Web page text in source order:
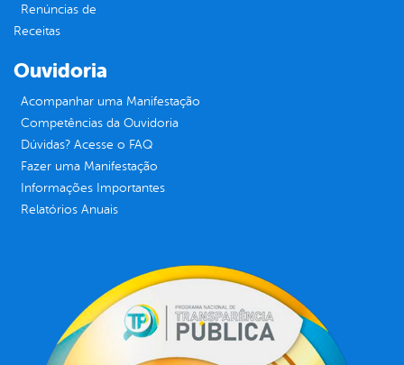
Renúncias de
Receitas
Ouvidoria
Acompanhar uma Manifestação
Competências da Ouvidoria
Dúvidas? Acesse o FAQ
Fazer uma Manifestação
Informações Importantes
Relatórios Anuais